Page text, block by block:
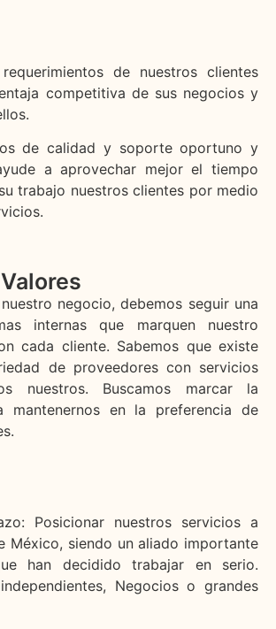
de nuestros clientes
competitiva de sus negocios y
de calidad y soporte oportuno y
a aprovechar mejor el tiempo
trabajo nuestros clientes por medio
negocio, debemos seguir una
internas que marquen nuestro
cada cliente. Sabemos que existe
de proveedores con servicios
nuestros. Buscamos marcar la
mantenernos en la preferencia de
Posicionar nuestros servicios a
México, siendo un aliado importante
han decidido trabajar en serio.
Negocios o grandes